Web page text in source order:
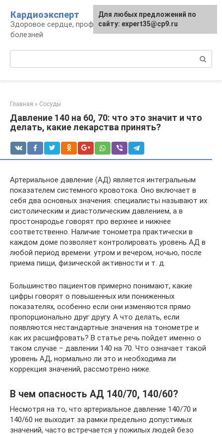
контенту
Кардиоэксперт
Здоровое сердце, профилактика и лечение
болезней
Главная » Сосуды
Давление 140 на 60, 70: что это значит и что
делать, какие лекарства принять?
Артериальное давление (АД) является интегральным
показателем системного кровотока. Оно включает в
себя два основных значения: специалисты называют их
систолическим и диастолическим давлением, а в
простонародье говорят про верхнее и нижнее
соответственно. Наличие тонометра практически в
каждом доме позволяет контролировать уровень АД в
любой период времени: утром и вечером, ночью, после
приема пищи, физической активности и т. д.
Большинство пациентов примерно понимают, какие
цифры говорят о повышенных или пониженных
показателях, особенно если они изменяются прямо
пропорционально друг другу. А что делать, если
появляются нестандартные значения на тонометре и
как их расшифровать? В статье речь пойдет именно о
таком случае – давлении 140 на 70. Что означает такой
уровень АД, нормально ли это и необходима ли
коррекция значений, рассмотрено ниже.
В чем опасность АД 140/70, 140/60?
Несмотря на то, что артериальное давление 140/70 и
140/60 не выходит за рамки предельно допустимых
значений, часто встречается у пожилых людей безо
Для любых предложений по
сайту: expert35@cp9.ru